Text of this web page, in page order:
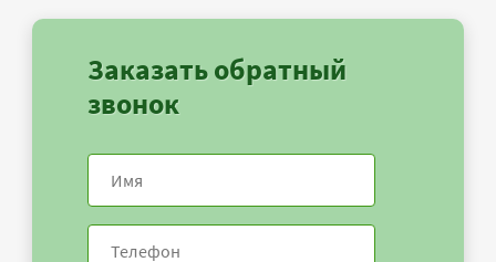
Заказать обратный
звонок